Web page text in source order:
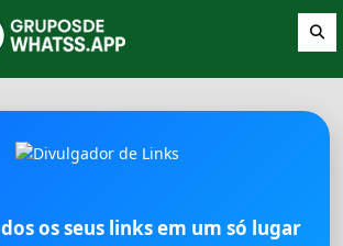
os seus links em um só lugar